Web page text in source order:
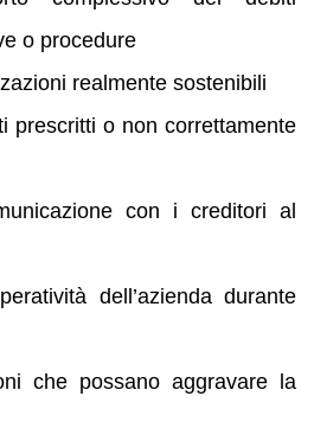
o procedure
realmente sostenibili
prescritti o non correttamente
con i creditori al
dell’azienda durante
che possano aggravare la